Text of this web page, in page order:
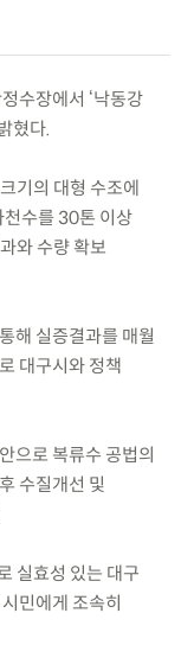
수장에서 ‘낙동강
혔다.
의 대형 수조에
천수를 30톤 이상
와 수량 확보
해 실증결과를 매월
대구시와 정책
으로 복류수 공법의
수질개선 및
실효성 있는 대구
민에게 조속히